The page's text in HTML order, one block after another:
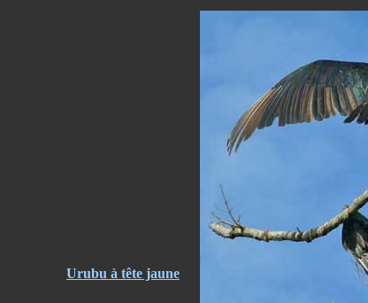
Urubu à tête jaune